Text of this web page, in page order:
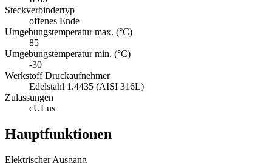
Steckverbindertyp
offenes Ende
Umgebungstemperatur max. (°C)
85
Umgebungstemperatur min. (°C)
-30
Werkstoff Druckaufnehmer
Edelstahl 1.4435 (AISI 316L)
Zulassungen
cULus
Hauptfunktionen
Elektrischer Ausgang